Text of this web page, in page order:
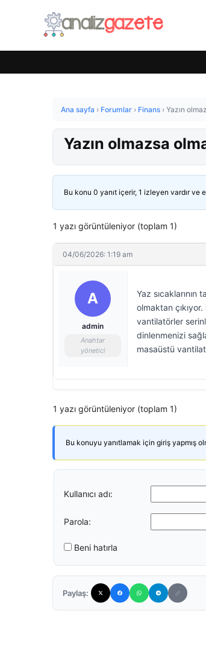
Ana sayfa › Forumlar › Finans › Yazın
Yazın olmazsa
Bu konu 0 yanıt içerir, 1 izleyen vardır ve
1 yazı görüntüleniyor (toplam 1)
04/06/2026: 1:19 am
A
admin
Anahtar
yönetici
Yaz
olmaktan
vantilatörler
dinlenmenizi
masaüstü
1 yazı görüntüleniyor (toplam 1)
Bu konuyu yanıtlamak için giriş yapmış
Kullanıcı adı:
Parola:
Beni hatırla
Paylaş: